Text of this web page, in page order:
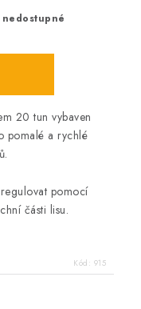
20 tun vybaven
pomalé a rychlé
pomocí
části lisu.
Kód: 915